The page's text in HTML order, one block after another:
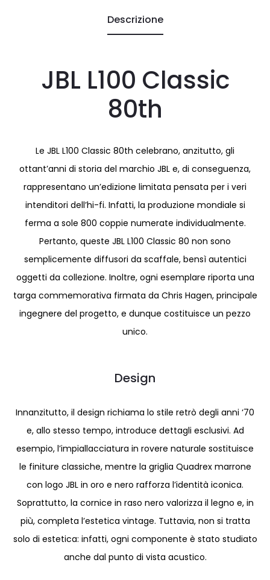
Descrizione
JBL L100 Classic
80th
Le JBL L100 Classic 80th celebrano, anzitutto, gli
ottant’anni di storia del marchio JBL e, di conseguenza,
rappresentano un’edizione limitata pensata per i veri
intenditori dell’hi-fi. Infatti, la produzione mondiale si
ferma a sole 800 coppie numerate individualmente.
Pertanto, queste JBL L100 Classic 80 non sono
semplicemente diffusori da scaffale, bensì autentici
oggetti da collezione. Inoltre, ogni esemplare riporta una
targa commemorativa firmata da Chris Hagen, principale
ingegnere del progetto, e dunque costituisce un pezzo
unico.
Design
Innanzitutto, il design richiama lo stile retrò degli anni ‘70
e, allo stesso tempo, introduce dettagli esclusivi. Ad
esempio, l’impiallacciatura in rovere naturale sostituisce
le finiture classiche, mentre la griglia Quadrex marrone
con logo JBL in oro e nero rafforza l’identità iconica.
Soprattutto, la cornice in raso nero valorizza il legno e, in
più, completa l’estetica vintage. Tuttavia, non si tratta
solo di estetica: infatti, ogni componente è stato studiato
anche dal punto di vista acustico.